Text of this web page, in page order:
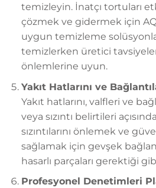
temizleyin. İnatçı tortuları
çözmek ve gidermek için
uygun temizleme
temizlerken üretici
önlemlerine uyun.
Yakıt Hatlarını ve
Yakıt hatlarını, valfleri ve
veya sızıntı belirtileri
sızıntılarını önlemek ve
sağlamak için gevşek
hasarlı parçaları gerektiği
Profesyonel Denetimleri